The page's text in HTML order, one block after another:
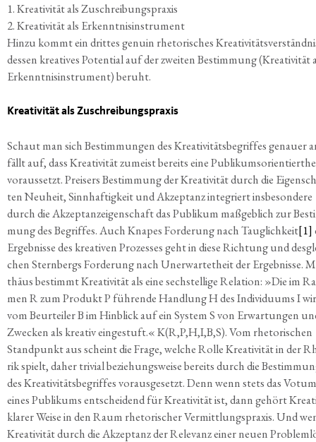
1. Krea­ti­vi­tät als Zuschreibungspraxis
2. Krea­ti­vi­tät als Erkenntnisinstrument
Hin­zu kommt ein drit­tes genu­in rhe­to­ri­sches
des­sen krea­ti­ves Poten­ti­al auf der zwei­ten Bestim­mung (Krea­ti­vi­tät
Erkennt­nis­in­stru­ment) beruht.
Krea­ti­vi­tät als Zuschreibungspraxis
Schaut man sich Bestim­mun­gen des Krea­ti­vi­täts­be­grif­fes genau­er
fällt auf, dass Krea­ti­vi­tät zumeist bereits eine
vor­aus­setzt. Preisers Bestim­mung der Krea­ti­vi­tät durch die
ten Neu­heit, Sinn­haf­tig­keit und Akzep­tanz inte­griert ins­be­son­de­re
durch die Akzep­tan­zei­gen­schaft das Publi­kum maß­geb­lich zur
mung des Begrif­fes. Auch Kna­pes For­de­rung nach Taug­lich­keit[1]
Ergeb­nis­se des krea­ti­ven Pro­zes­ses geht in die­se Rich­tung und
chen Stern­bergs For­de­rung nach Uner­war­tet­heit der Ergeb­nis­se.
thä­us bestimmt Krea­ti­vi­tät als eine sech­stel­li­ge Rela­ti­on: »Die im
men R zum Pro­dukt P füh­ren­de Hand­lung H des Indi­vi­du­ums I
vom Beur­tei­ler B im Hin­blick auf ein Sys­tem S von Erwar­tun­gen
Zwe­cken als krea­tiv ein­ge­stuft.« K(R,P,H,I,B,S). Vom rhe­to­ri­schen
Stand­punkt aus scheint die Fra­ge, wel­che Rol­le Krea­ti­vi­tät in der
rik spielt, daher tri­vi­al bezie­hungs­wei­se bereits durch die
des Krea­ti­vi­täts­be­grif­fes vor­aus­ge­setzt. Denn wenn stets das Votum
eines Publi­kums ent­schei­dend für Krea­ti­vi­tät ist, dann gehört
kla­rer Wei­se in den Raum rhe­to­ri­scher Ver­mitt­lungs­pra­xis. Und
Krea­ti­vi­tät durch die Akzep­tanz der Rele­vanz einer neu­en